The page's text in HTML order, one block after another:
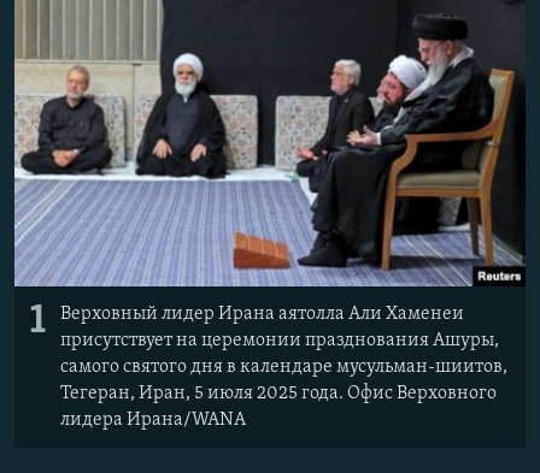
РАСПИСАНИЕ ВЕЩАНИЯ
ПОДПИШИТЕСЬ НА РАССЫЛКУ
СОЦИАЛЬНЫЕ СЕТИ
Все сайты РСЕ/РС
1
Верховный лидер Ирана аятолла Али Хаменеи
присутствует на церемонии празднования Ашуры,
самого святого дня в календаре мусульман-шиитов,
Тегеран, Иран, 5 июля 2025 года. Офис Верховного
лидера Ирана/WANA